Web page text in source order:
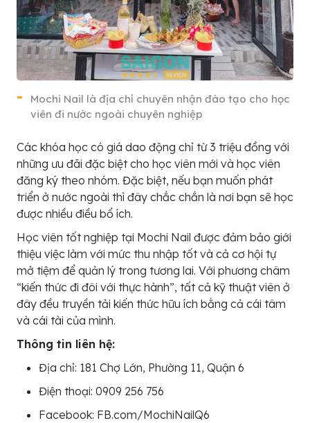
Mochi Nail là địa chỉ chuyên nhận đào tạo cho học
viên đi nước ngoài chuyên nghiệp
Các khóa học có giá dao động chỉ từ 3 triệu đồng với
những ưu đãi đặc biệt cho học viên mới và học viên
đăng ký theo nhóm. Đặc biệt, nếu bạn muốn phát
triển ở nước ngoài thì đây chắc chắn là nơi bạn sẽ học
được nhiều điều bổ ích.
Học viên tốt nghiệp tại Mochi Nail được đảm bảo giới
thiệu việc làm với mức thu nhập tốt và cả cơ hội tự
mở tiệm để quản lý trong tương lai. Với phương châm
“kiến thức đi đôi với thực hành”, tất cả kỹ thuật viên ở
đây đều truyền tải kiến thức hữu ích bằng cả cái tâm
và cái tài của mình.
Thông tin liên hệ:
Địa chỉ: 181 Chợ Lớn, Phường 11, Quận 6
Điện thoại: 0909 256 756
Facebook: FB.com/MochiNailQ6